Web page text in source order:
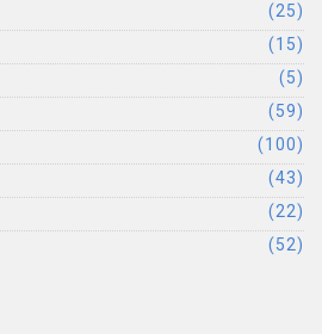
(25)
(15)
(5)
(59)
(100)
(43)
(22)
(52)